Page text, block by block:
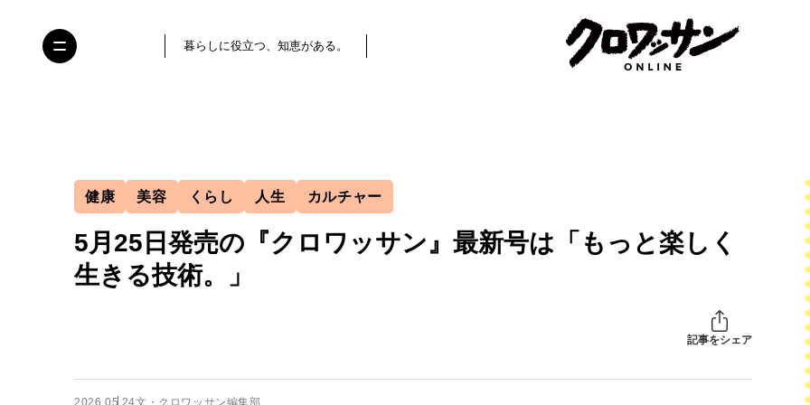
暮らしに役立つ、知恵がある。
健康 美容 くらし 人生 カルチャー
5月25日発売の『クロワッサン』最新号は「もっと楽しく
生きる技術。」
記事をシェア
2026.05.24文・クロワッサン編集部